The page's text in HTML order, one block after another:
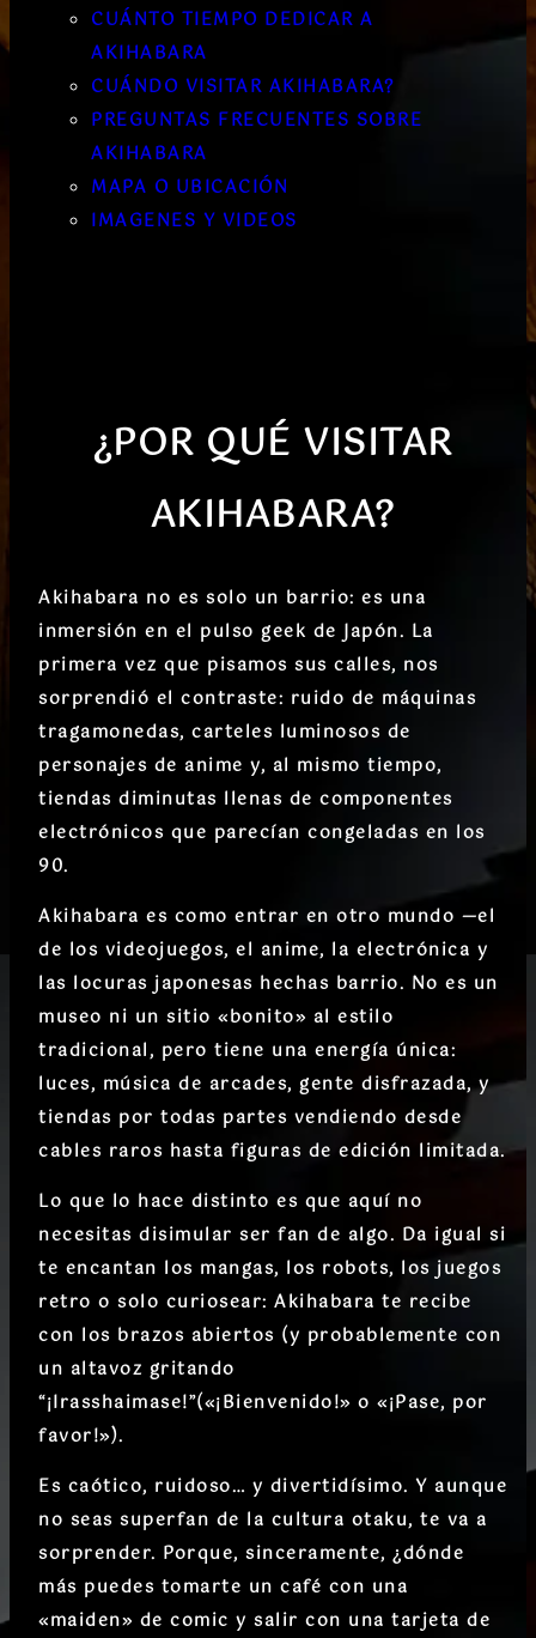
CUÁNTO TIEMPO DEDICAR A
AKIHABARA
CUÁNDO VISITAR AKIHABARA?
PREGUNTAS FRECUENTES SOBRE
AKIHABARA
MAPA O UBICACIÓN
IMAGENES Y VIDEOS
¿POR QUÉ VISITAR
AKIHABARA?
Akihabara no es solo un barrio: es una
inmersión en el pulso geek de Japón. La
primera vez que pisamos sus calles, nos
sorprendió el contraste: ruido de máquinas
tragamonedas, carteles luminosos de
personajes de anime y, al mismo tiempo,
tiendas diminutas llenas de componentes
electrónicos que parecían congeladas en los
90.
Akihabara es como entrar en otro mundo —el
de los videojuegos, el anime, la electrónica y
las locuras japonesas hechas barrio. No es un
museo ni un sitio «bonito» al estilo
tradicional, pero tiene una energía única:
luces, música de arcades, gente disfrazada, y
tiendas por todas partes vendiendo desde
cables raros hasta figuras de edición limitada.
Lo que lo hace distinto es que aquí no
necesitas disimular ser fan de algo. Da igual si
te encantan los mangas, los robots, los juegos
retro o solo curiosear: Akihabara te recibe
con los brazos abiertos (y probablemente con
un altavoz gritando
“¡Irasshaimase!”(«¡Bienvenido!» o «¡Pase, por
favor!»).
Es caótico, ruidoso… y divertidísimo. Y aunque
no seas superfan de la cultura otaku, te va a
sorprender. Porque, sinceramente, ¿dónde
más puedes tomarte un café con una
«maiden» de comic y salir con una tarjeta de